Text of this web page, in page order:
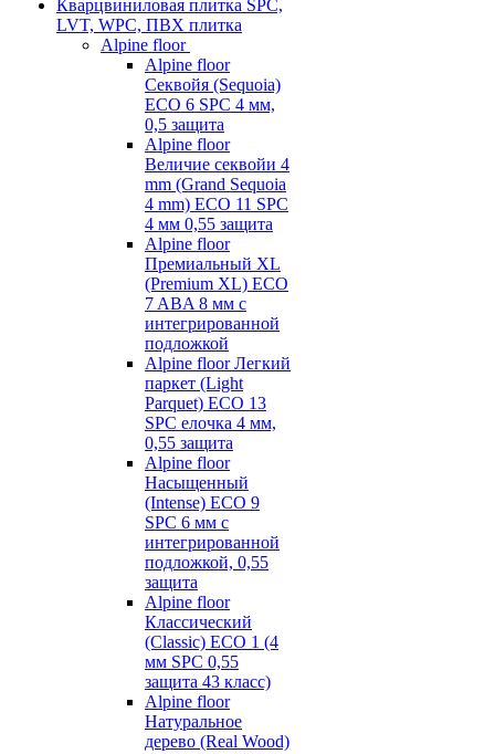
Кварцвиниловая плитка SPC,
LVT, WPC, ПВХ плитка
Alpine floor
Alpine floor
Секвойя (Sequoia)
ECO 6 SPC 4 мм,
0,5 защита
Alpine floor
Величие секвойи 4
mm (Grand Sequoia
4 mm) ECO 11 SPC
4 мм 0,55 защита
Alpine floor
Премиальный XL
(Premium XL) ECO
7 ABA 8 мм с
интегрированной
подложкой
Alpine floor Легкий
паркет (Light
Parquet) ECO 13
SPC елочка 4 мм,
0,55 защита
Alpine floor
Насыщенный
(Intense) ECO 9
SPC 6 мм с
интегрированной
подложкой, 0,55
защита
Alpine floor
Классический
(Classic) ECO 1 (4
мм SPC 0,55
защита 43 класс)
Alpine floor
Натуральное
дерево (Real Wood)